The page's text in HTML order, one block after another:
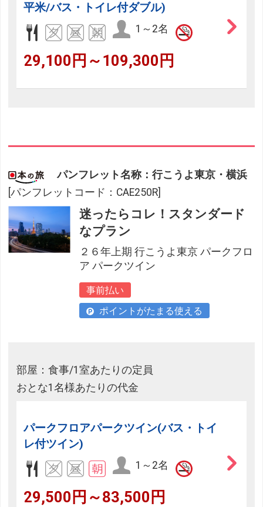
平米/バス・トイレ付ダブル)
1～2名
29,100円～109,300円
パンフレット名称：行こうよ東京・横浜
[パンフレットコード：CAE250R]
迷ったらコレ！スタンダード
なプラン
２６年上期 行こうよ東京 パークフロ
ア パークツイン
事前払い
ポイントがたまる使える
部屋：食事/1室あたりの定員
おとな1名様あたりの代金
パークフロアパークツイン(バス・トイ
レ付ツイン)
1～2名
29,500円～83,500円